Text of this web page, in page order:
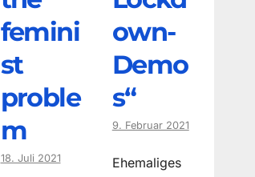
femini
st
proble
m
18. Juli 2021
own-
Demo
s“
9. Februar 2021
Ehemaliges